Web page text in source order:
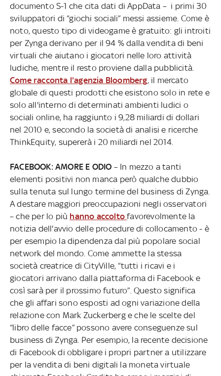
documento S-1 che cita dati di AppData – i primi 30
sviluppatori di “giochi sociali” messi assieme. Come è
noto, questo tipo di videogame è gratuito: gli introiti
per Zynga derivano per il 94 % dalla vendita di beni
virtuali che aiutano i giocatori nelle loro attività
ludiche, mentre il resto proviene dalla pubblicità.
Come racconta l'agenzia Bloomberg, il mercato
globale di questi prodotti che esistono solo in rete e
solo all'interno di determinati ambienti ludici o
sociali online, ha raggiunto i 9,28 miliardi di dollari
nel 2010 e, secondo la società di analisi e ricerche
ThinkEquity, supererà i 20 miliardi nel 2014.
FACEBOOK: AMORE E ODIO – In mezzo a tanti
elementi positivi non manca però qualche dubbio
sulla tenuta sul lungo termine del business di Zynga.
A destare maggiori preoccupazioni negli osservatori
– che per lo più hanno accoltofavorevolmente la
notizia dell'avvio delle procedure di collocamento - è
per esempio la dipendenza dal più popolare social
network del mondo. Come ammette la stessa
società creatrice di CityVille, “tutti i ricavi e i
giocatori arrivano dalla piattaforma di Facebook e
così sarà per il prossimo futuro”. Questo significa
che gli affari sono esposti ad ogni variazione della
relazione con Mark Zuckerberg e che le scelte del
“libro delle facce” possono avere conseguenze sul
business di Zynga. Per esempio, la recente decisione
di Facebook di obbligare i propri partner a utilizzare
per la vendita di beni digitali la moneta virtuale